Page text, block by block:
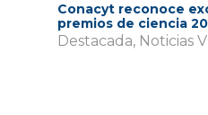
Conacyt reconoce
premios de ciencia
Destacada, Noticias